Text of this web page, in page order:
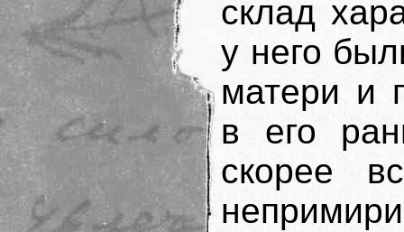
склад
у него
матери и
в его
скорее